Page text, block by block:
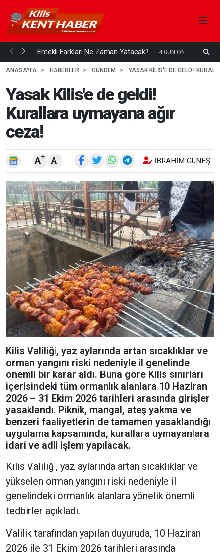
mi... Emekli Farkları Ne Zaman Yatacak? 4 GÜN ÖNCE
ANASAYFA
HABERLER GÜNDEM YASAK KILIS'E DE GELDI!
Yasak Kilis'e de geldi!
Kurallara uymayana ağır
ceza!
A+ A- İBRAHIM GÜNEŞ
Kilis Valiliği, yaz aylarında artan sıcaklıklar ve
orman yangını riski nedeniyle il genelinde
önemli bir karar aldı. Buna göre Kilis sınırları
içerisindeki tüm ormanlık alanlara 10 Haziran
2026 – 31 Ekim 2026 tarihleri arasında girişler
yasaklandı. Piknik, mangal, ateş yakma ve
benzeri faaliyetlerin de tamamen yasaklandığı
uygulama kapsamında, kurallara uymayanlara
idari ve adli işlem yapılacak.
Kilis Valiliği, yaz aylarında artan sıcaklıklar ve
yükselen orman yangını riski nedeniyle il
genelindeki ormanlık alanlara yönelik önemli
tedbirler açıkladı.
Valilik tarafından yapılan duyuruda, 10 Haziran
2026 ile 31 Ekim 2026 tarihleri arasında